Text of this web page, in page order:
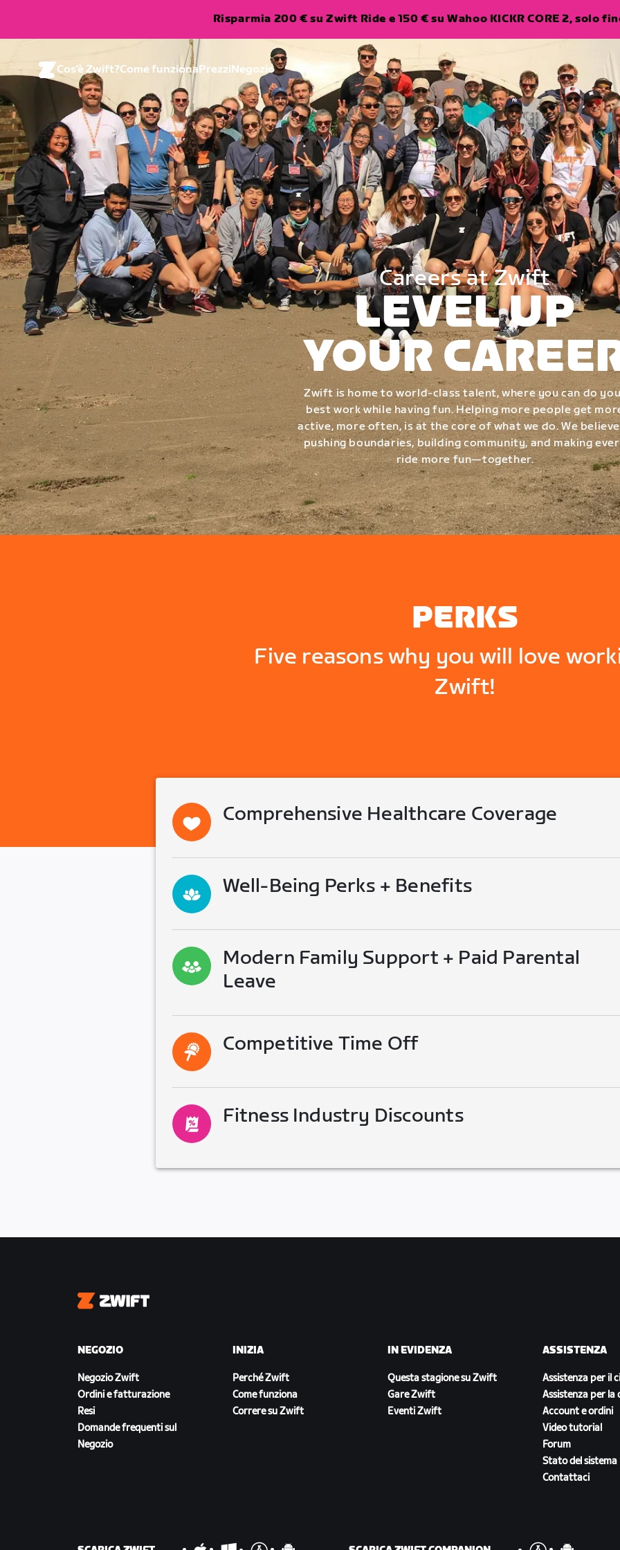
Risparmia 200 € su Zwift Ride e 150 € su Wahoo KICKR CORE 2, solo
Cos'è Zwift?Come funzionaPrezziNegozio
Careers at Zwift
LEVEL UP
YOUR
Zwift is home to world-class talent, where you can do
best work while having fun. Helping more people get
active, more often, is at the core of what we do. We
pushing boundaries, building community, and making
ride more fun—together.
PERKS
Five reasons why you will love
Zwift!
Comprehensive Healthcare Coverage
Well-Being Perks + Benefits
Modern Family Support + Paid Parental
Leave
Competitive Time Off
Fitness Industry Discounts
Zwift
NEGOZIO
Negozio Zwift
Ordini e fatturazione
Resi
Domande frequenti sul
Negozio
INIZIA
Perché Zwift
Come funziona
Correre su Zwift
IN EVIDENZA
Questa stagione su Zwift
Gare Zwift
Eventi Zwift
ASSISTENZA
Assistenza per il
Assistenza per la
Account e ordini
Video tutorial
Forum
Stato del sistema
Contattaci